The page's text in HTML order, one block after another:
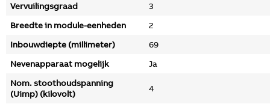
Vervuilingsgraad
3
Breedte in module-eenheden
2
Inbouwdiepte (millimeter)
69
Nevenapparaat mogelijk
Ja
Nom. stoothoudspanning
(Uimp) (kilovolt)
4